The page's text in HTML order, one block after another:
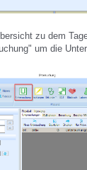
zu dem
um die